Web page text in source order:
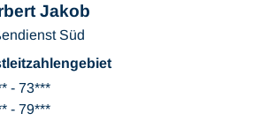
Jakob
Süd
- 73***
- 79***